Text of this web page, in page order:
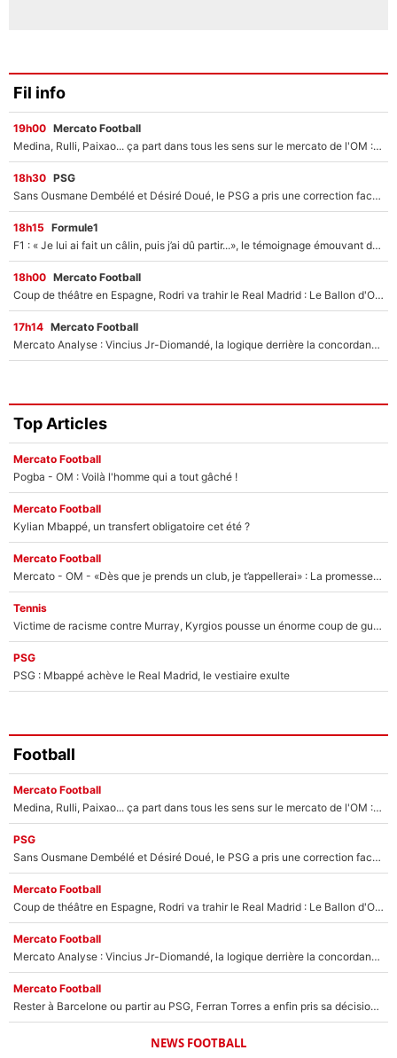
Fil info
19h00 Mercato Football
Medina, Rulli, Paixao... ça part dans tous les sens sur le mercato de l'OM : Frank McCourt va enfin récupérer l'argent qu'il attend ?
18h30 PSG
Sans Ousmane Dembélé et Désiré Doué, le PSG a pris une correction face à Majorque : Luis Enrique attend avec impatience des renforts !
18h15 Formule1
F1 : « Je lui ai fait un câlin, puis j’ai dû partir...», le témoignage émouvant de Max Verstappen sur sa fille
18h00 Mercato Football
Coup de théâtre en Espagne, Rodri va trahir le Real Madrid : Le Ballon d'Or a choisi de signer au FC Barcelone !
17h14 Mercato Football
Mercato Analyse : Vincius Jr-Diomandé, la logique derrière la concordance des temps
Top Articles
Mercato Football
Pogba - OM : Voilà l'homme qui a tout gâché !
Mercato Football
Kylian Mbappé, un transfert obligatoire cet été ?
Mercato Football
Mercato - OM - «Dès que je prends un club, je t’appellerai» : La promesse de Marcelino au moment de claquer la porte
Tennis
Victime de racisme contre Murray, Kyrgios pousse un énorme coup de gueule !
PSG
PSG : Mbappé achève le Real Madrid, le vestiaire exulte
Football
Mercato Football
Medina, Rulli, Paixao... ça part dans tous les sens sur le mercato de l'OM : Frank McCourt va enfin récupérer l'argent qu'il attend ?
PSG
Sans Ousmane Dembélé et Désiré Doué, le PSG a pris une correction face à Majorque : Luis Enrique attend avec impatience des renforts !
Mercato Football
Coup de théâtre en Espagne, Rodri va trahir le Real Madrid : Le Ballon d'Or a choisi de signer au FC Barcelone !
Mercato Football
Mercato Analyse : Vincius Jr-Diomandé, la logique derrière la concordance des temps
Mercato Football
Rester à Barcelone ou partir au PSG, Ferran Torres a enfin pris sa décision : La course contre la montre est lancée !
NEWS FOOTBALL